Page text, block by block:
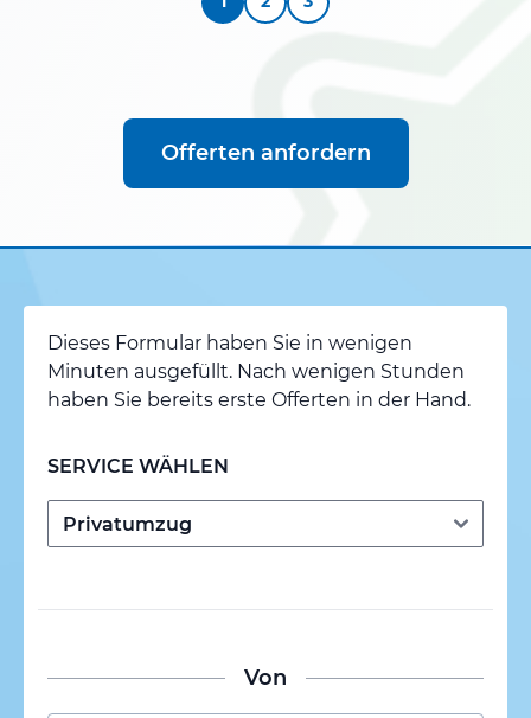
Offerten anfordern
Dieses Formular haben Sie in wenigen
Minuten ausgefüllt. Nach wenigen Stunden
haben Sie bereits erste Offerten in der Hand.
SERVICE WÄHLEN
Von